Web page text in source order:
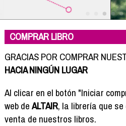
Viaja con nosotros
Camino solidario
Libros
Compañeros de viaje
Info viajeros
Contactar
COMPRAR LIBRO
GRACIAS POR COMPRAR
HACIA NINGÚN LUGAR
Al clicar en el botón "Iniciar
web deALTAIR, la librería que
venta de nuestros libros.